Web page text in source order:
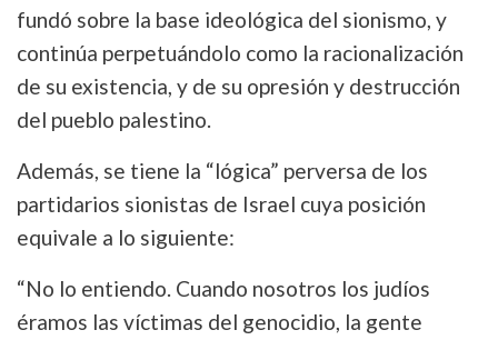
fundó sobre la base ideológica del sionismo, y
continúa perpetuándolo como la racionalización
de su existencia, y de su opresión y destrucción
del pueblo palestino.
Además, se tiene la “lógica” perversa de los
partidarios sionistas de Israel cuya posición
equivale a lo siguiente:
“No lo entiendo. Cuando nosotros los judíos
éramos las víctimas del genocidio, la gente